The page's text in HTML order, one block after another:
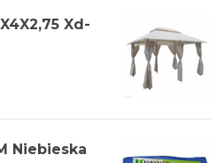
Xd-
Niebieska